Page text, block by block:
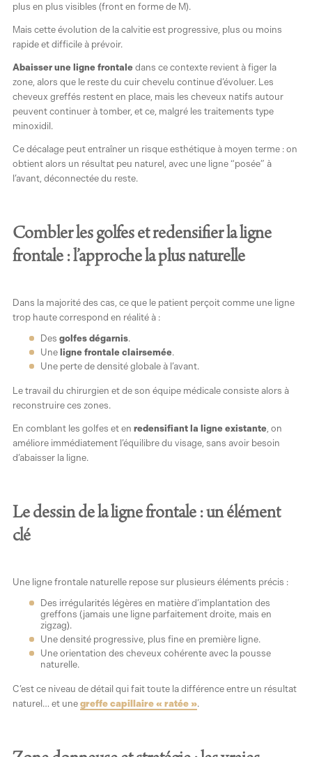
plus en plus visibles (front en forme de M).
Mais cette évolution de la calvitie est progressive, plus ou moins
rapide et difficile à prévoir.
Abaisser une ligne frontaledans ce contexte revient à figer la
zone, alors que le reste du cuir chevelu continue d’évoluer. Les
cheveux greffés restent en place, mais les cheveux natifs autour
peuvent continuer à tomber, et ce, malgré les traitements type
minoxidil.
Ce décalage peut entraîner un risque esthétique à moyen terme : on
obtient alors un résultat peu naturel, avec une ligne “posée” à
l’avant, déconnectée du reste.
Combler les golfes et redensifier la ligne
frontale : l’approche la plus naturelle
Dans la majorité des cas, ce que le patient perçoit comme une ligne
trop haute correspond en réalité à :
Des golfes dégarnis.
Une ligne frontale clairsemée.
Une perte de densité globale à l’avant.
Le travail du chirurgien et de son équipe médicale consiste alors à
reconstruire ces zones.
En comblant les golfes et en redensifiant la ligne existante, on
améliore immédiatement l’équilibre du visage, sans avoir besoin
d’abaisser la ligne.
Le dessin de la ligne frontale : un élément
clé
Une ligne frontale naturelle repose sur plusieurs éléments précis :
Des irrégularités légères en matière d’implantation des
greffons (jamais une ligne parfaitement droite, mais en
zigzag).
Une densité progressive, plus fine en première ligne.
Une orientation des cheveux cohérente avec la pousse
naturelle.
C’est ce niveau de détail qui fait toute la différence entre un résultat
naturel… et une greffe capillaire « ratée ».